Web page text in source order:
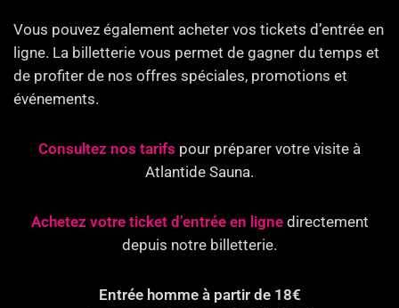
Vous pouvez également acheter vos tickets d’entrée en
ligne. La billetterie vous permet de gagner du temps et
de profiter de nos offres spéciales, promotions et
événements.
Consultez nos tarifs pour préparer votre visite à
Atlantide Sauna.
Achetez votre ticket d’entrée en lignedirectement
depuis notre billetterie.
Entrée homme à partir de 18€